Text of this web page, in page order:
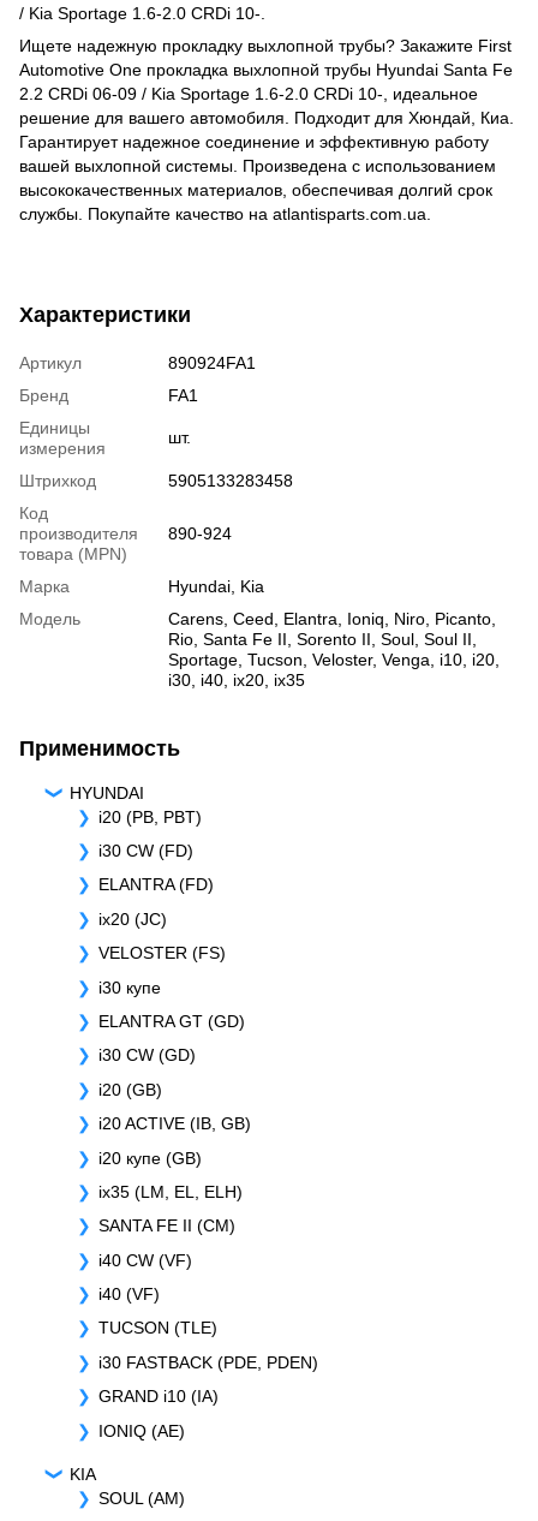
/ Kia Sportage 1.6-2.0 CRDi 10-.
Ищете надежную прокладку выхлопной трубы? Закажите First
Automotive One прокладка выхлопной трубы Hyundai Santa Fe
2.2 CRDi 06-09 / Kia Sportage 1.6-2.0 CRDi 10-, идеальное
решение для вашего автомобиля. Подходит для Хюндай, Киа.
Гарантирует надежное соединение и эффективную работу
вашей выхлопной системы. Произведена с использованием
высококачественных материалов, обеспечивая долгий срок
службы. Покупайте качество на atlantisparts.com.ua.
Характеристики
Артикул
890924FA1
Бренд
FA1
Единицы
измерения
шт.
Штрихкод
5905133283458
Код
производителя
товара (MPN)
890-924
Марка Hyundai Kia
Модель
Carens Ceed Elantra Ioniq Niro Picanto
Rio Santa Fe II Sorento II Soul Soul II
Sportage Tucson Veloster, Venga i10 i20
i30 i40 ix20 ix35
Применимость
HYUNDAI
i20 (PB, PBT)
i30 CW (FD)
ELANTRA (FD)
ix20 (JC)
VELOSTER (FS)
i30 купе
ELANTRA GT (GD)
i30 CW (GD)
i20 (GB)
i20 ACTIVE (IB, GB)
i20 купе (GB)
ix35 (LM, EL, ELH)
SANTA FE II (CM)
i40 CW (VF)
i40 (VF)
TUCSON (TLE)
i30 FASTBACK (PDE, PDEN)
GRAND i10 (IA)
IONIQ (AE)
KIA
SOUL (AM)